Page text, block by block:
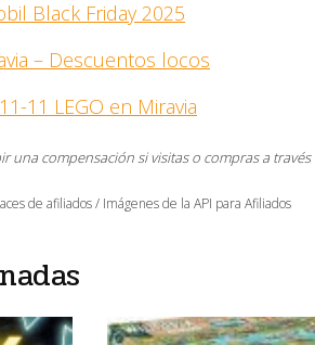
Black Friday 2025
– Descuentos locos
11 LEGO en Miravia
una compensación si visitas o compras a
de afiliados / Imágenes de la API para Afiliados